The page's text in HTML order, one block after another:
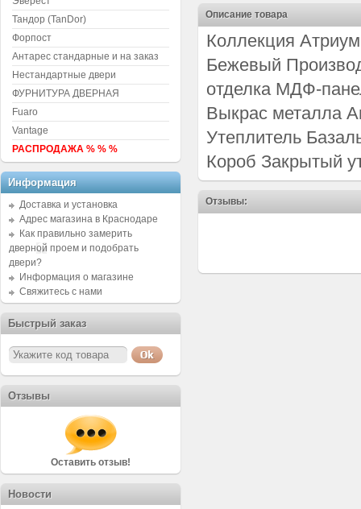
Описание товара
Коллекция
Бежевый
отделка МДФ-
Выкрас металла
Утеплитель
Короб Закрытый
Отзывы:
Тандор (TanDor)
Форпост
Антарес стандарные и на заказ
Нестандартные двери
ФУРНИТУРА ДВЕРНАЯ
Fuaro
Vantage
РАСПРОДАЖА % % %
Информация
Доставка и установка
Адрес магазина в Краснодаре
Как правильно замерить
дверной проем и подобрать
двери?
Информация о магазине
Свяжитесь с нами
Быстрый заказ
Отзывы
Оставить отзыв!
Новости